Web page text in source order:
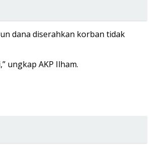
dana diserahkan korban tidak
ungkap AKP Ilham.